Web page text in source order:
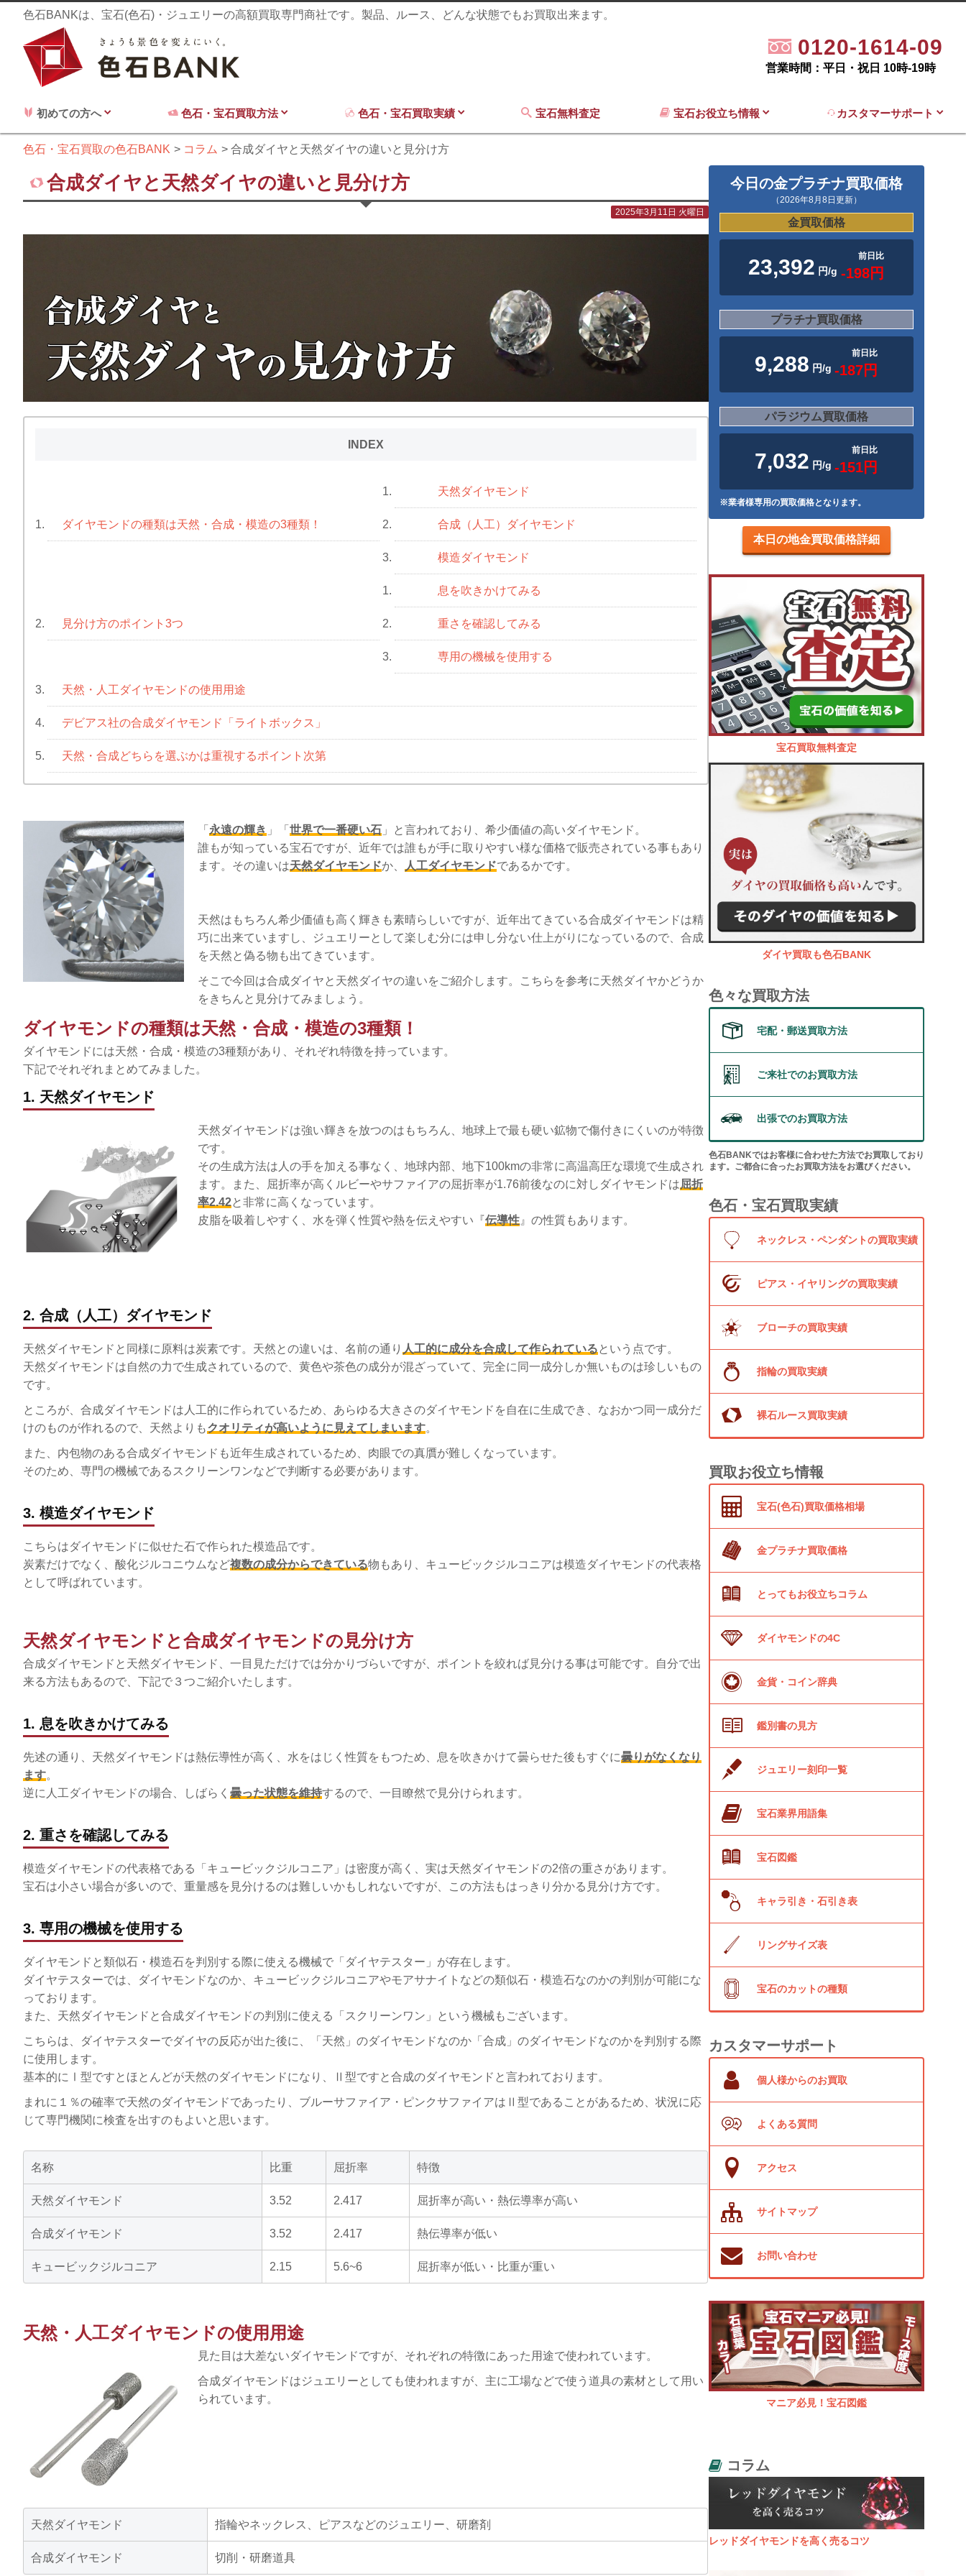
色石BANKは、宝石(色石)・ジュエリーの高額買取専門商社です。製品、ルース、どんな状態でもお買取出来ます。
0120-1614-09
営業時間：平日・祝日 10時-19時
初めての方へ 色石・宝石買取方法 色石・宝石買取実績 宝石無料査定 宝石お役立ち情報 カスタマーサポート
色石・宝石買取の色石BANK コラム 合成ダイヤと天然ダイヤの違いと見分け方
合成ダイヤと天然ダイヤの違いと見分け方
2025年3月11日 火曜日
INDEX
1. ダイヤモンドの種類は天然・合成・模造の3種類！
1. 天然ダイヤモンド
2. 合成（人工）ダイヤモンド
3. 模造ダイヤモンド
2. 見分け方のポイント3つ
1. 息を吹きかけてみる
2. 重さを確認してみる
3. 専用の機械を使用する
3. 天然・人工ダイヤモンドの使用用途
4. デビアス社の合成ダイヤモンド「ライトボックス」
5. 天然・合成どちらを選ぶかは重視するポイント次第
「 永遠の輝き 」「世界で一番硬い石 」と言われており、希少価値の高いダイヤモンド。
誰もが知っている宝石ですが、近年では誰もが手に取りやすい様な価格で販売されている事もあり
ます。その違いは天然ダイヤモンドか、 人工ダイヤモンドであるかです。
天然はもちろん希少価値も高く輝きも素晴らしいですが、近年出てきている合成ダイヤモンドは精
巧に出来ていますし、ジュエリーとして楽しむ分には申し分ない仕上がりになっているので、合成
を天然と偽る物も出てきています。
そこで今回は合成ダイヤと天然ダイヤの違いをご紹介します。こちらを参考に天然ダイヤかどうか
をきちんと見分けてみましょう。
ダイヤモンドの種類は天然・合成・模造の3種類！
ダイヤモンドには天然・合成・模造の3種類があり、それぞれ特徴を持っています。
下記でそれぞれまとめてみました。
1. 天然ダイヤモンド
天然ダイヤモンドは強い輝きを放つのはもちろん、地球上で最も硬い鉱物で傷付きにくいのが特徴
です。
その生成方法は人の手を加える事なく、地球内部、地下100kmの非常に高温高圧な環境で生成され
ます。また、屈折率が高くルビーやサファイアの屈折率が1.76前後なのに対しダイヤモンドは屈折
率2.42と非常に高くなっています。
皮脂を吸着しやすく、水を弾く性質や熱を伝えやすい『伝導性 』の性質もあります。
2. 合成（人工）ダイヤモンド
天然ダイヤモンドと同様に原料は炭素です。天然との違いは、名前の通り 人工的に成分を合成して作られている という点です。
天然ダイヤモンドは自然の力で生成されているので、黄色や茶色の成分が混ざっていて、完全に同一成分しか無いものは珍しいもの
です。
ところが、合成ダイヤモンドは人工的に作られているため、あらゆる大きさのダイヤモンドを自在に生成でき、なおかつ同一成分だ
けのものが作れるので、天然よりもクオリティが高いように見えてしまいます。
また、内包物のある合成ダイヤモンドも近年生成されているため、肉眼での真贋が難しくなっています。
そのため、専門の機械であるスクリーンワンなどで判断する必要があります。
3. 模造ダイヤモンド
こちらはダイヤモンドに似せた石で作られた模造品です。
炭素だけでなく、酸化ジルコニウムなど複数の成分からできている物もあり、キュービックジルコニアは模造ダイヤモンドの代表格
として呼ばれています。
天然ダイヤモンドと合成ダイヤモンドの見分け方
合成ダイヤモンドと天然ダイヤモンド、一目見ただけでは分かりづらいですが、ポイントを絞れば見分ける事は可能です。自分で出
来る方法もあるので、下記で３つご紹介いたします。
1. 息を吹きかけてみる
先述の通り、天然ダイヤモンドは熱伝導性が高く、水をはじく性質をもつため、息を吹きかけて曇らせた後もすぐに曇りがなくなり
ます。
逆に人工ダイヤモンドの場合、しばらく 曇った状態を維持するので、一目瞭然で見分けられます。
2. 重さを確認してみる
模造ダイヤモンドの代表格である「キュービックジルコニア」は密度が高く、実は天然ダイヤモンドの2倍の重さがあります。
宝石は小さい場合が多いので、重量感を見分けるのは難しいかもしれないですが、この方法もはっきり分かる見分け方です。
3. 専用の機械を使用する
ダイヤモンドと類似石・模造石を判別する際に使える機械で「ダイヤテスター」が存在します。
ダイヤテスターでは、ダイヤモンドなのか、キュービックジルコニアやモアサナイトなどの類似石・模造石なのかの判別が可能にな
っております。
また、天然ダイヤモンドと合成ダイヤモンドの判別に使える「スクリーンワン」という機械もございます。
こちらは、ダイヤテスターでダイヤの反応が出た後に、「天然」のダイヤモンドなのか「合成」のダイヤモンドなのかを判別する際
に使用します。
基本的にⅠ型ですとほとんどが天然のダイヤモンドになり、Ⅱ型ですと合成のダイヤモンドと言われております。
まれに１％の確率で天然のダイヤモンドであったり、ブルーサファイア・ピンクサファイアはⅡ型であることがあるため、状況に応
じて専門機関に検査を出すのもよいと思います。
名称 比重 屈折率 特徴
天然ダイヤモンド 3.52 2.417 屈折率が高い・熱伝導率が高い
合成ダイヤモンド 3.52 2.417 熱伝導率が低い
キュービックジルコニア 2.15 5.6~6 屈折率が低い・比重が重い
天然・人工ダイヤモンドの使用用途
見た目は大差ないダイヤモンドですが、それぞれの特徴にあった用途で使われています。
合成ダイヤモンドはジュエリーとしても使われますが、主に工場などで使う道具の素材として用い
られています。
天然ダイヤモンド 指輪やネックレス、ピアスなどのジュエリー、研磨剤
合成ダイヤモンド 切削・研磨道具
今日の金プラチナ買取価格
（2026年8月8日更新）
金買取価格
23,392 円/g
前日比
-198円
プラチナ買取価格
9,288 円/g
前日比
-187円
パラジウム買取価格
7,032 円/g
前日比
-151円
※業者様専用の買取価格となります。
本日の地金買取価格詳細
宝石買取無料査定
ダイヤ買取も色石BANK
色々な買取方法
宅配・郵送買取方法
ご来社でのお買取方法
出張でのお買取方法
色石BANKではお客様に合わせた方法でお買取しており
ます。ご都合に合ったお買取方法をお選びください。
色石・宝石買取実績
ネックレス・ペンダントの買取実績
ピアス・イヤリングの買取実績
ブローチの買取実績
指輪の買取実績
裸石ルース買取実績
買取お役立ち情報
宝石(色石)買取価格相場
金プラチナ買取価格
とってもお役立ちコラム
ダイヤモンドの4C
金貨・コイン辞典
鑑別書の見方
ジュエリー刻印一覧
宝石業界用語集
宝石図鑑
キャラ引き・石引き表
リングサイズ表
宝石のカットの種類
カスタマーサポート
個人様からのお買取
よくある質問
アクセス
サイトマップ
お問い合わせ
マニア必見！宝石図鑑
コラム
レッドダイヤモンドを高く売るコツ